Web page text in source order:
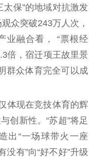
育
全民国防教育
利
电影市场
太保”的地域对抗激发
众突破243万人次，
业融合看， “票根经
倍，宿迁项王故里景
群众体育完全可以成
现在竞技体育的辉
创新性。“苏超”将足
出“一场球带火一座
没有”向“好不好”升级